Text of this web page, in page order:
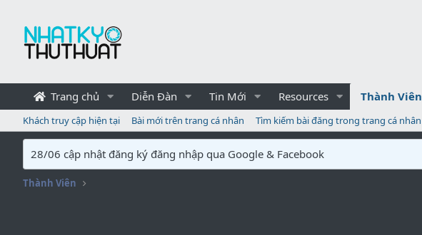
Trang chủ Diễn Đàn Tin Mới Resources Thành Viên
Khách truy cập hiện tại Bài mới trên trang cá nhân Tìm kiếm bài đăng trong trang cá nhân
28/06 cập nhật đăng ký đăng nhập qua Google & Facebook
Thành Viên